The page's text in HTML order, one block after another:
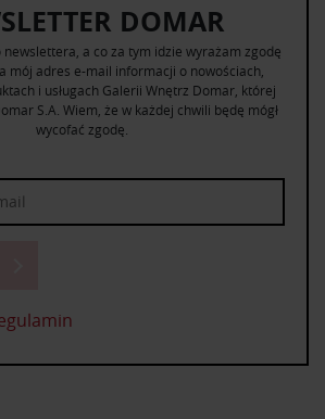
DOMAR
newslettera, a co za tym idzie wyrażam zgodę
mój adres e-mail informacji o nowościach,
i usługach Galerii Wnętrz Domar, której
S.A. Wiem, że w każdej chwili będę mógł
wycofać zgodę.